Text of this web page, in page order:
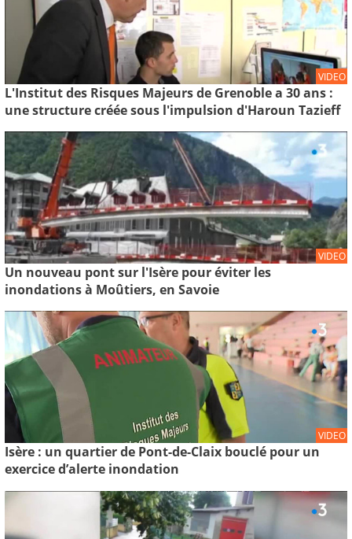
VIDEO
L'Institut des Risques Majeurs de Grenoble a 30 ans :
une structure créée sous l'impulsion d'Haroun Tazieff
VIDEO
Un nouveau pont sur l'Isère pour éviter les
inondations à Moûtiers, en Savoie
VIDEO
Isère : un quartier de Pont-de-Claix bouclé pour un
exercice d’alerte inondation